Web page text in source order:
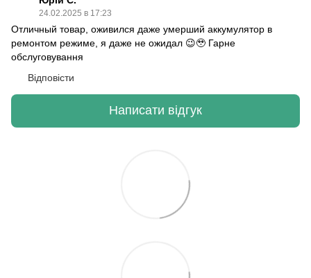
24.02.2025 в 17:23
Отличный товар, оживился даже умерший аккумулятор в
ремонтом режиме, я даже не ожидал 😉🥹 Гарне
обслуговування
Відповісти
Написати відгук